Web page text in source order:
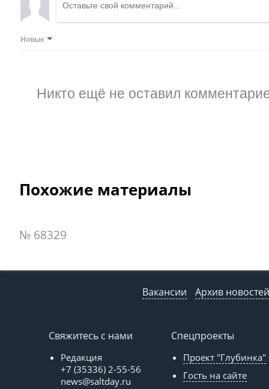
Новые
Никто ещё не оставил
Похожие материалы
№ 68329
Вакансии Архив новостей
Свяжитесь с нами
Редакция
+7 (35336) 2-55-56
news@saltday.ru
Спецпроекты
Проект "Глубинка"
Гость на сайте